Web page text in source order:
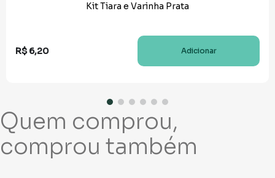
Kit Tiara e Varinha Prata
R$ 6,20 Adicionar
Quem comprou,
comprou também